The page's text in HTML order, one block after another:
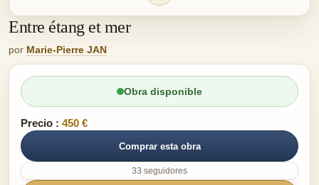
Entre étang et mer
por Marie-Pierre JAN
Obra disponible
Precio : 450 €
Comprar esta obra
33 seguidores